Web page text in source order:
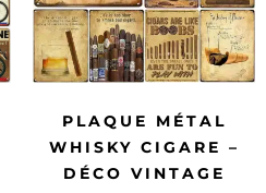
PLAQUE MÉTAL
WHISKY CIGARE –
DÉCO VINTAGE